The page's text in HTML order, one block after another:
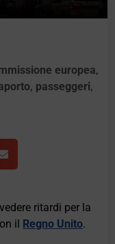
europea,
, passeggeri,
ritardi per la
il Regno Unito.